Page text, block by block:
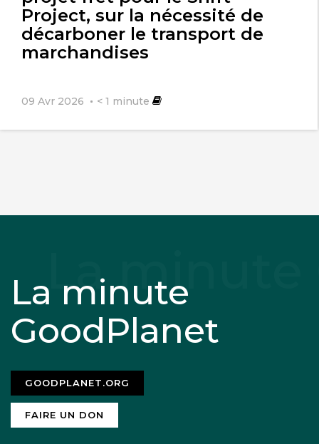
Project, sur la nécessité de
décarboner le transport de
marchandises
09 Avr 2026 < 1 minute
La minute
GoodPlanet
GOODPLANET.ORG
FAIRE UN DON